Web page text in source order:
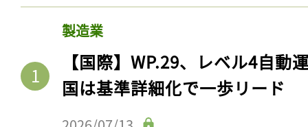
製造業
【国際】WP.29、レベル4自動
国は基準詳細化で一歩リード